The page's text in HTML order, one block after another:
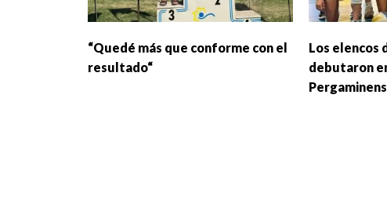
“Quedé más que conforme con el
resultado“
Los elencos
debutaron